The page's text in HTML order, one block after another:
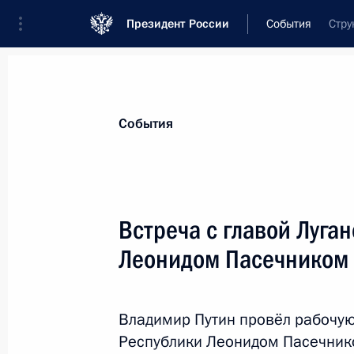
Президент России События
Новости
Встреча с Президентом
События
Встреча с главой
Леонидом Пасечником
Владимир Путин провёл
Республики Леонидом